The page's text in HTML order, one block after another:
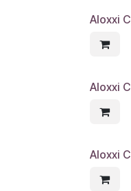
Aloxxi
Aloxxi
Aloxxi